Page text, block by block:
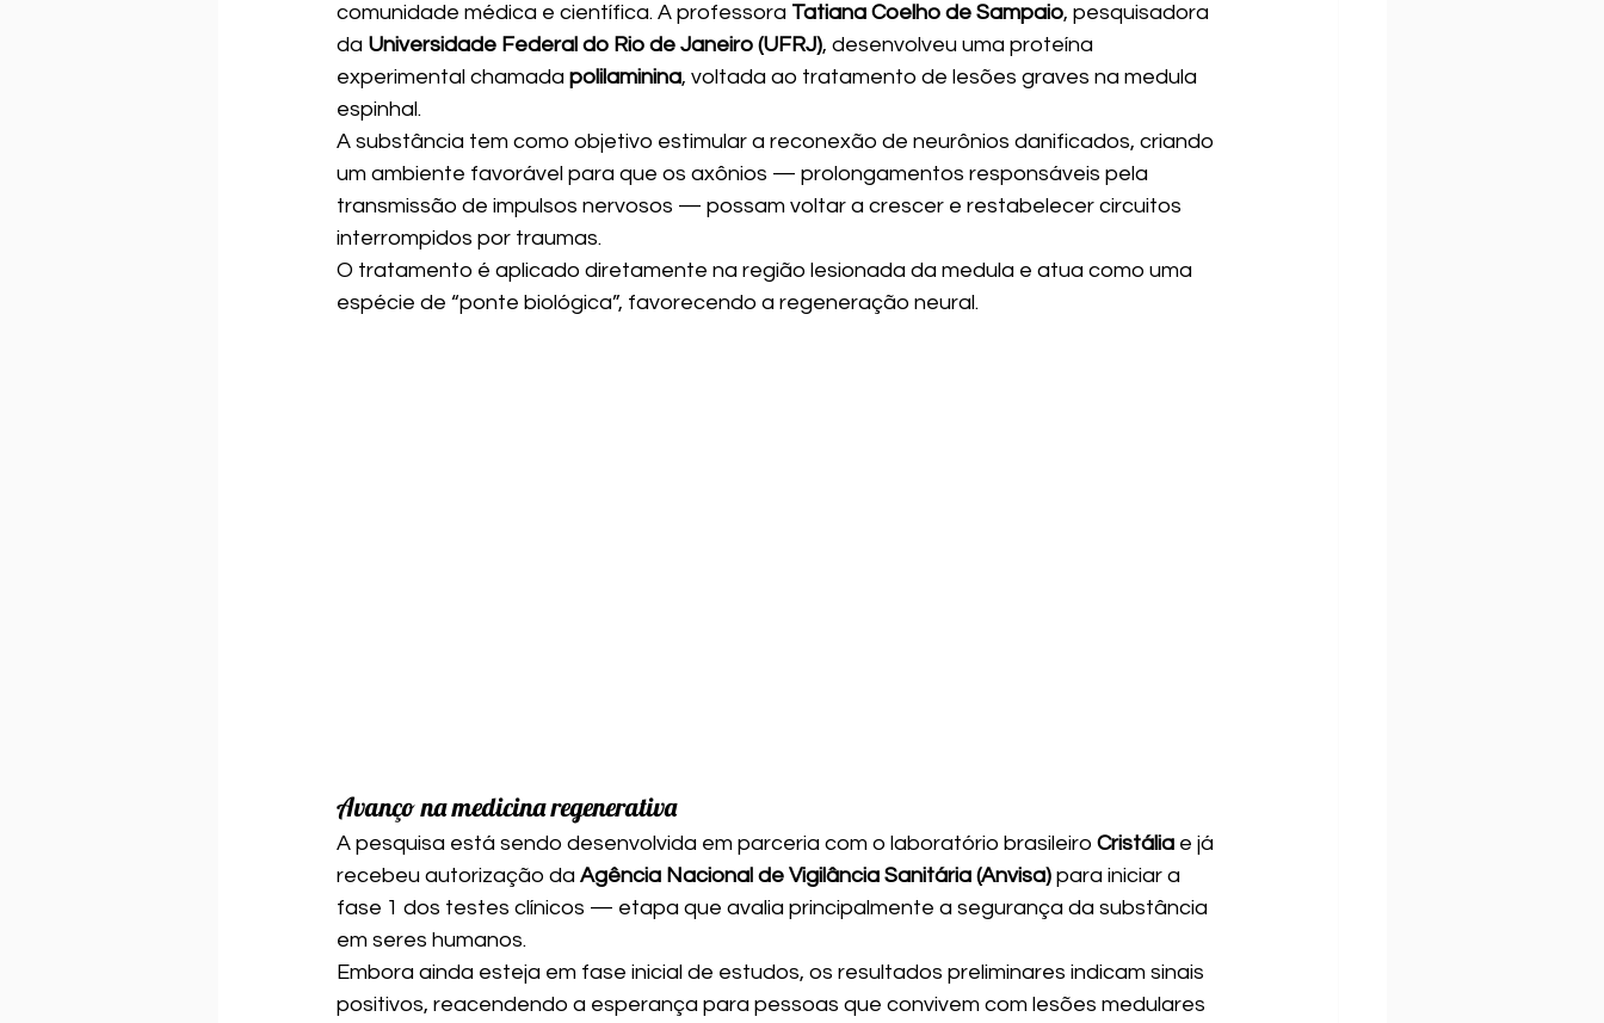
comunidade médica e científica. A professora Tatiana Coelho de Sampaio, pesquisadora
da Universidade Federal do Rio de Janeiro (UFRJ), desenvolveu uma proteína
experimental chamada polilaminina, voltada ao tratamento de lesões graves na medula
espinhal.
A substância tem como objetivo estimular a reconexão de neurônios danificados, criando
um ambiente favorável para que os axônios — prolongamentos responsáveis pela
transmissão de impulsos nervosos — possam voltar a crescer e restabelecer circuitos
interrompidos por traumas.
O tratamento é aplicado diretamente na região lesionada da medula e atua como uma
espécie de “ponte biológica”, favorecendo a regeneração neural.
Avanço na medicina regenerativa
A pesquisa está sendo desenvolvida em parceria com o laboratório brasileiro Cristália e já
recebeu autorização da Agência Nacional de Vigilância Sanitária (Anvisa) para iniciar a
fase 1 dos testes clínicos — etapa que avalia principalmente a segurança da substância
em seres humanos.
Embora ainda esteja em fase inicial de estudos, os resultados preliminares indicam sinais
positivos, reacendendo a esperança para pessoas que convivem com lesões medulares